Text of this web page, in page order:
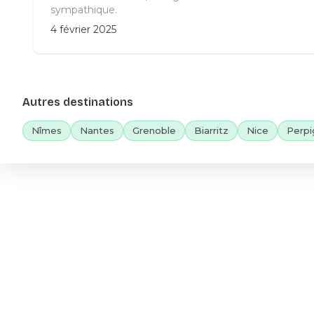
sympathique.
4 février 2025
Autres destinations
Nîmes Nantes Grenoble Biarritz Nice